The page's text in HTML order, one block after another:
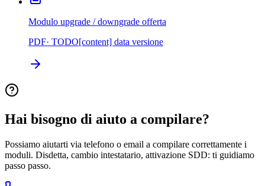
Modulo upgrade / downgrade offerta
PDF· TODO[content] data versione
Hai bisogno di aiuto a compilare?
Possiamo aiutarti via telefono o email a compilare correttamente i
moduli. Disdetta, cambio intestatario, attivazione SDD: ti guidiamo
passo passo.